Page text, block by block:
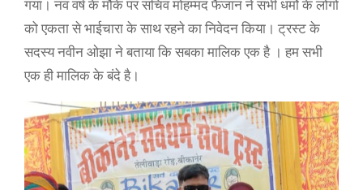
गया। नव वर्ष के मौके पर सचिव मोहम्मद फैजान ने सभी धर्मो के लोगो
को एकता से भाईचारा के साथ रहने का निवेदन किया। ट्रस्ट के
सदस्य नवीन ओझा ने बताया कि सबका मालिक एक है । हम सभी
एक ही मालिक के बंदे है।